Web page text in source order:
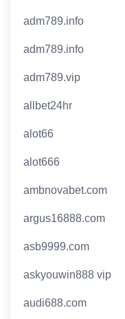
adm789.info
adm789.info
adm789.vip
allbet24hr
alot66
alot666
ambnovabet.com
argus16888.com
asb9999.com
askyouwin888 vip
audi688.com